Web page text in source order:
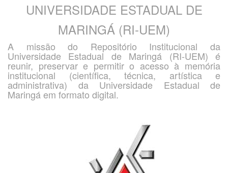
UNIVERSIDADE ESTADUAL DE
MARINGÁ (RI-UEM)
A missão do Repositório Institucional da
Universidade Estadual de Maringá (RI-UEM) é
reunir, preservar e permitir o acesso à memória
institucional (científica, técnica, artística e
administrativa) da Universidade Estadual de
Maringá em formato digital.